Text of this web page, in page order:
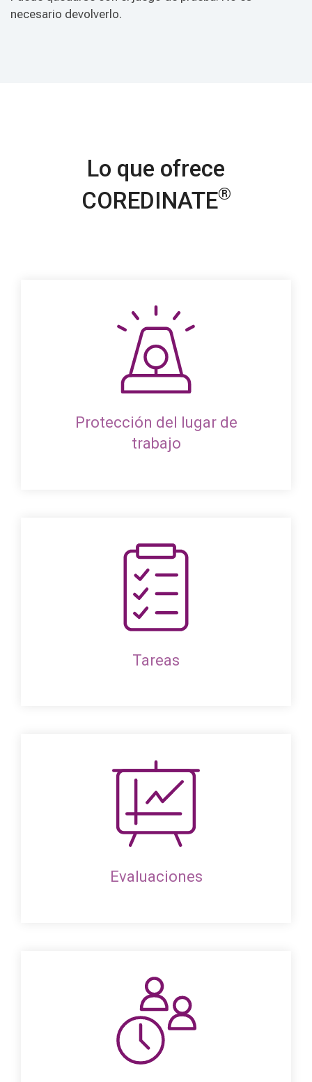
necesario devolverlo.
Lo que ofrece
COREDINATE®
Protección del lugar de
trabajo
Tareas
Evaluaciones